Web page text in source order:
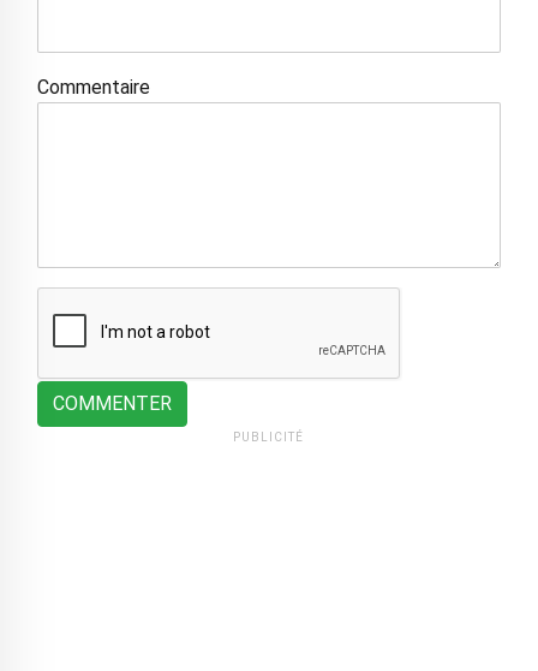
Commentaire
COMMENTER
PUBLICITÉ